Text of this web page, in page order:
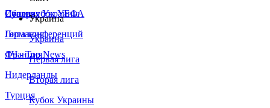
Сборная Украины
Италия
Германия
Франция
Нидерланды
Турция
Суперкубок УЕФА
Лига конференций
ЛЧ - Top News
Украина
Украина
Первая лига
Вторая лига
Кубок Украины